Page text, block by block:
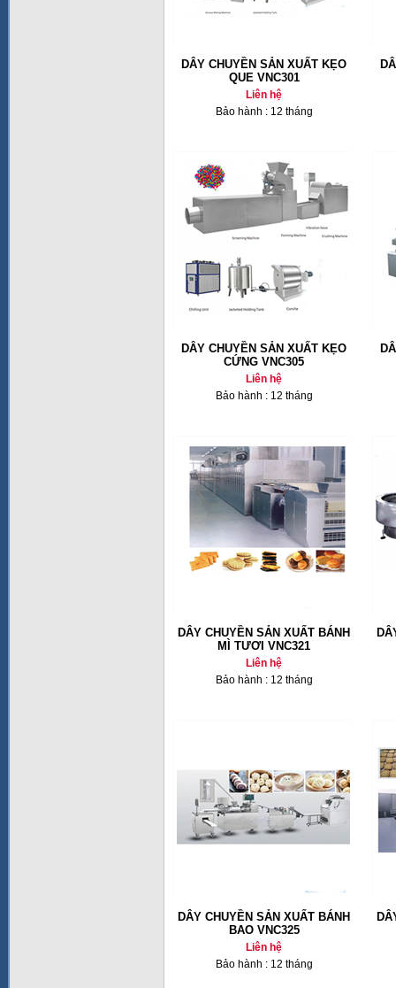
DÂY CHUYỀN SẢN XUẤT KẸO
QUE VNC301
Liên hệ
Bảo hành : 12 tháng
DÂY CHUYỀN SẢN XUẤT KẸO
CỨNG VNC305
Liên hệ
Bảo hành : 12 tháng
DÂY CHUYỀN SẢN XUẤT BÁNH
MÌ TƯƠI VNC321
Liên hệ
Bảo hành : 12 tháng
DÂY CHUYỀN SẢN XUẤT BÁNH
BAO VNC325
Liên hệ
Bảo hành : 12 tháng